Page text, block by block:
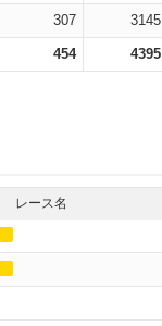
307 3145
454 4395
レース名